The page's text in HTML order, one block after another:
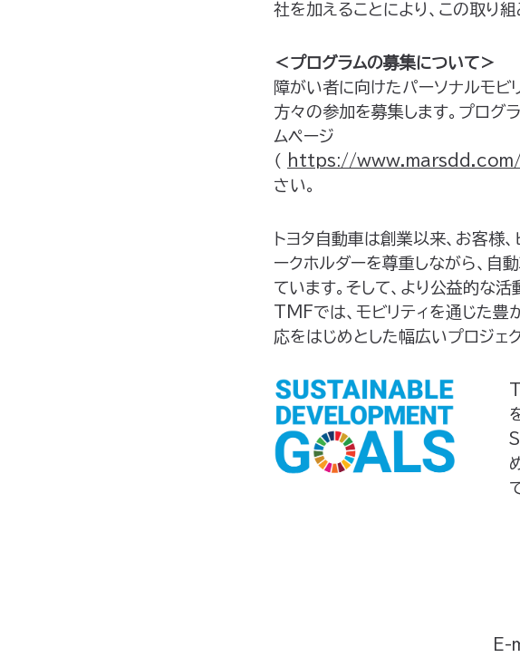
社を加えることにより、この取り
＜プログラムの募集について＞
障がい者に向けたパーソナルモビ
方々の参加を募集します。プロ
ムページ
（
https://
さい。
トヨタ自動車は創業以来、お客様
ークホルダーを尊重しながら、自
ています。そして、より公益的な
TMFでは、モビリティを通じた豊
応をはじめとした幅広いプロジェ
E-